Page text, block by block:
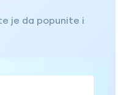
je da popunite i